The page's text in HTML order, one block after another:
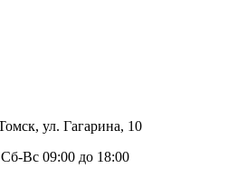
ул. Гагарина, 10
Сб-Вс 09:00 до 18:00